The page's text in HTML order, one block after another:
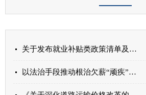
关于发布就业补贴类政策清单及首批地方线上申领平台的通知
以法治手段推动根治欠薪“顽疾”——司法部、人力资源社会保障部负责人就《保障农民工工资支付条例》答...